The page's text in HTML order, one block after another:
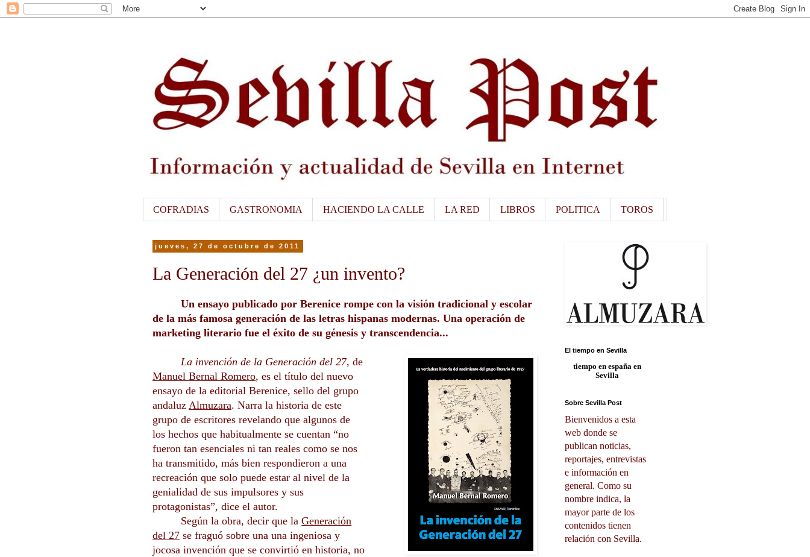
COFRADIAS GASTRONOMIA HACIENDO LA CALLE LA RED LIBROS POLITICA TOROS
jueves, 27 de octubre de 2011
La Generación del 27 ¿un invento?
Un ensayo publicado por Berenice rompe con la visión tradicional y escolar
de la más famosa generación de las letras hispanas modernas. Una operación de
marketing literario fue el éxito de su génesis y transcendencia...
La invención de la Generación del 27,de
Manuel Bernal Romero, es el título del nuevo
ensayo de la editorial Berenice, sello del grupo
andaluz Almuzara. Narra la historia de este
grupo de escritores revelando que algunos de
los hechos que habitualmente se cuentan “no
fueron tan esenciales ni tan reales como se nos
ha transmitido, más bien respondieron a una
recreación que solo puede estar al nivel de la
genialidad de sus impulsores y sus
protagonistas”, dice el autor.
Según la obra, decir que laGeneración
del 27 se fraguó sobre una una ingeniosa y
jocosa invención que se convirtió en historia, no
El tiempo en Sevilla
tiempo en españaen
Sevilla
Sobre Sevilla Post
Bienvenidos a esta
web donde se
publican noticias,
reportajes, entrevistas
e información en
general. Como su
nombre indica, la
mayor parte de los
contenidos tienen
relación con Sevilla.